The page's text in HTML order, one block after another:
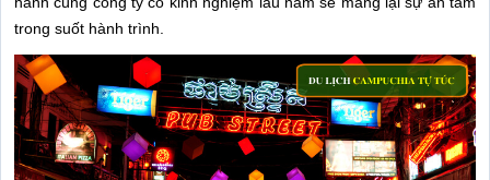
trong suốt hành trình.